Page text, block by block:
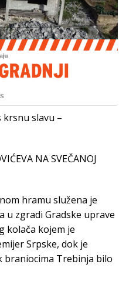
krsnu slavu –
hramu služena je
u zgradi Gradske uprave
kolača kojem je
Srpske, dok je
braniocima Trebinja bilo